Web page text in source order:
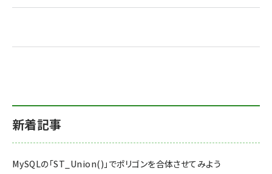
新着記事
MySQLの「ST_Union()」でポリゴンを合体させてみよう